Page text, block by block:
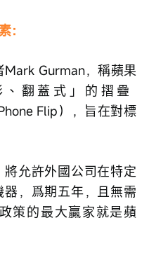
：
Gurman，稱蘋果
翻蓋式」的摺疊
Flip），旨在對標
允許外國公司在特定
，爲期五年，且無需
策的最大贏家就是蘋